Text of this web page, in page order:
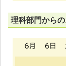
理科部門から